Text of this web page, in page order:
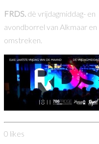
FRDS. dè vrijdagmiddag- en
avondborrel van Alkmaar en
omstreken.
0 likes